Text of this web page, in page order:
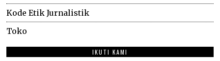
Kode Etik Jurnalistik
Toko
IKUTI KAMI